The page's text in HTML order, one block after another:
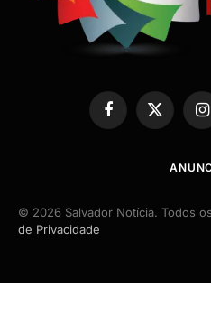
Facebook
X
© 2026 Salvador Notícia. Todos
de Privacidade